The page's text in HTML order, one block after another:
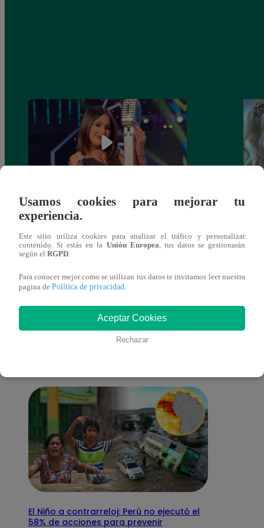
¡Imitadora de Laura Pausini se consagró
ganadora de Yo Soy: Nueva Generación!
También te puede
interesar
El Niño a contrarreloj: Perú no ejecutó el
58% de acciones para prevenir
Usamos cookies para mejorar tu
experiencia.
Este sitio utiliza cookies para analizar el tráfico y personalizar
contenido. Si estás en la Unión Europea, tus datos se gestionarán
según el RGPD.
Para conocer mejor como se utilizan tus datos te invitamos leer nuestra
pagina de Política de privacidad.
Aceptar Cookies
Rechazar